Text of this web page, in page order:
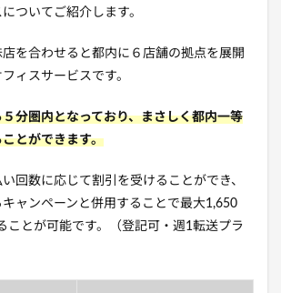
ついてご紹介します。
店を合わせると都内に６店舗の拠点を展開
ィスサービスです。
分圏内となっており、まさしく都内一等
とができます。
回数に応じて割引を受けることができ、
ャンペーンと併用することで最大1,650
ことが可能です。（登記可・週1転送プラ